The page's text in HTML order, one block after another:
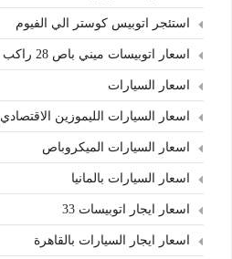
استئجر اتوبيس كوستر الي الفيوم
اسعار اتوبيسات ميني باص 28 راكب للايجار
اسعار السيارات
اسعار السيارات الليموزين الاقتصادي
اسعار السيارات الميكروباص
اسعار السيارات بالمانيا
اسعار ايجار اتوبيسات 33
اسعار ايجار السيارات بالقاهرة